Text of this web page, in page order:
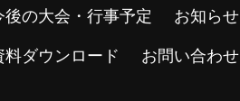
後の大会・行事予定 お知らせ
料ダウンロード お問い合わせ